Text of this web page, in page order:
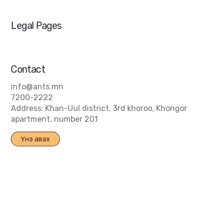
Legal Pages
Contact
info@ants.mn
7200-2222
Address: Khan-Uul district, 3rd khoroo, Khongor
apartment, number 201
Үнэ авах